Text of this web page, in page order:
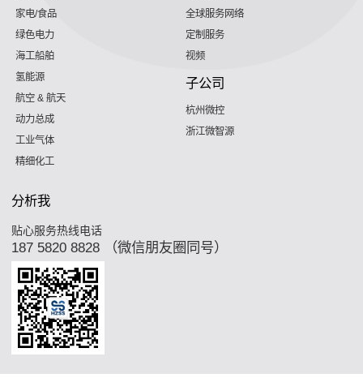
家电/食品
绿色电力
海工船舶
氢能源
航空 & 航天
动力总成
工业气体
精细化工
全球服务网络
定制服务
视频
子公司
杭州微控
浙江微智源
分析我
贴心服务热线电话
187 5820 8828 （微信朋友圈同号）